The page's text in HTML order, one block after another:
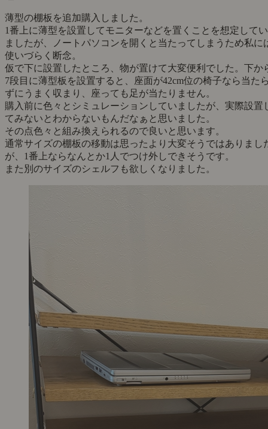
薄型の棚板を追加購入しました。
1番上に薄型を設置してモニターなどを置くことを想定してい
ましたが、ノートパソコンを開くと当たってしまうため私に
使いづらく断念。
仮で下に設置したところ、物が置けて大変便利でした。下か
7段目に薄型板を設置すると、座面が42cm位の椅子なら当た
ずにうまく収まり、座っても足が当たりません。
購入前に色々とシミュレーションしていましたが、実際設置
てみないとわからないもんだなぁと思いました。
その点色々と組み換えられるので良いと思います。
通常サイズの棚板の移動は思ったより大変そうではありまし
が、1番上ならなんとか1人でつけ外しできそうです。
また別のサイズのシェルフも欲しくなりました。